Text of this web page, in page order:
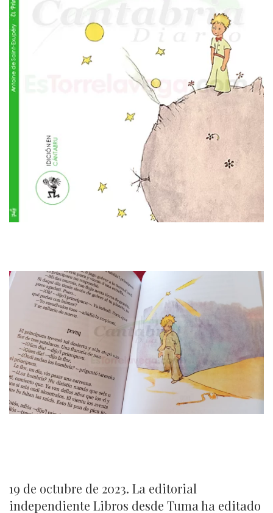
19 de octubre de 2023. La editorial
independiente Libros desde Tuma ha editado